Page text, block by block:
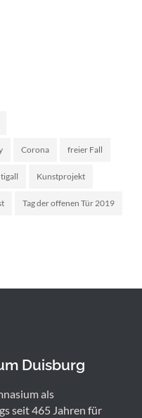
Corona freier Fall
Kunstprojekt
Tag der offenen Tür 2019
Duisburg
als
seit 465 Jahren für